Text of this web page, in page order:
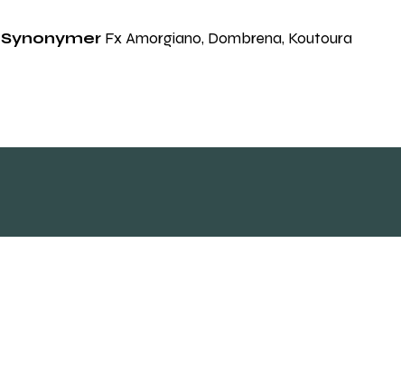
Synonymer Fx Amorgiano, Dombrena, Koutoura